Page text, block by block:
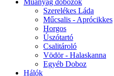
Műanyag dobozok
Szerelékes Láda
Műcsalis - Aprócikkes
Horgos
Úszótartó
Csalitároló
Vödör - Halaskanna
Egyéb Doboz
Hálók